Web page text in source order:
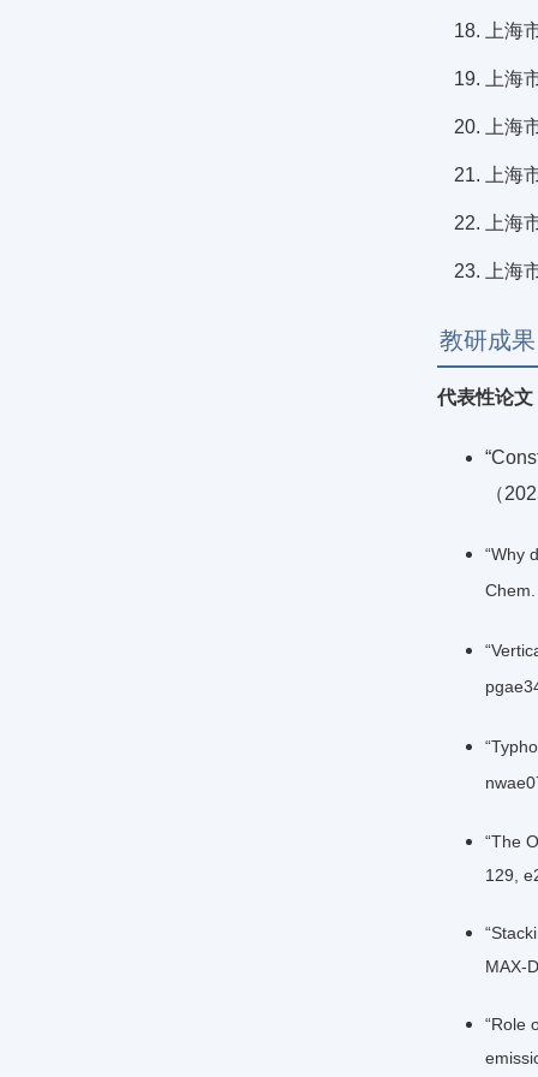
上海
上海
上海
上海
上海
上海
教研成果
代表性论文
（
“Why
“The
129,
MAX-
“Role